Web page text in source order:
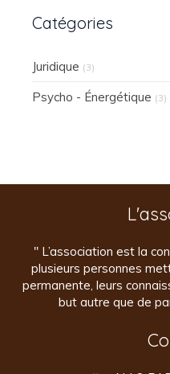
Catégories
Juridique (3)
Psycho - Énergétique (3)
" L’association est la
plusieurs personnes
permanente, leurs
but autre que de